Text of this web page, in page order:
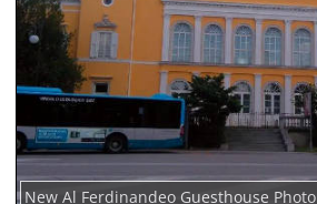
New Al Ferdinandeo Guesthouse Photo